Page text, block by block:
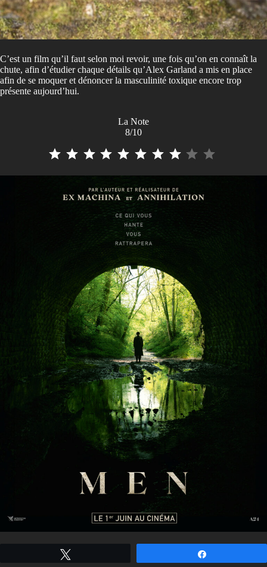
C’est un film qu’il faut selon moi revoir, une fois qu’on en connaît la
chute, afin d’étudier chaque détails qu’Alex Garland a mis en place
afin de se moquer et dénoncer la masculinité toxique encore trop
présente aujourd’hui.
La Note
8/10